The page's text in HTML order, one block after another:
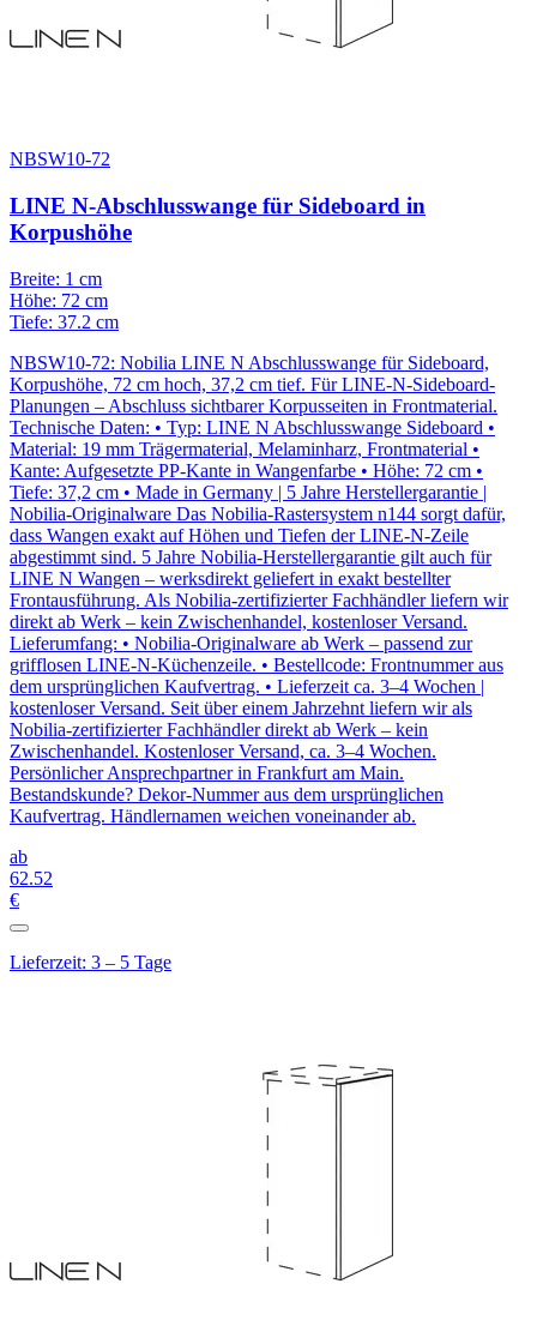
NBSW10-72
LINE N-Abschlusswange für Sideboard in
Korpushöhe
Breite: 1 cm
Höhe: 72 cm
Tiefe: 37.2 cm
NBSW10-72: Nobilia LINE N Abschlusswange für Sideboard,
Korpushöhe, 72 cm hoch, 37,2 cm tief. Für LINE-N-Sideboard-
Planungen – Abschluss sichtbarer Korpusseiten in Frontmaterial.
Technische Daten: • Typ: LINE N Abschlusswange Sideboard •
Material: 19 mm Trägermaterial, Melaminharz, Frontmaterial •
Kante: Aufgesetzte PP-Kante in Wangenfarbe • Höhe: 72 cm •
Tiefe: 37,2 cm • Made in Germany | 5 Jahre Herstellergarantie |
Nobilia-Originalware Das Nobilia-Rastersystem n144 sorgt dafür,
dass Wangen exakt auf Höhen und Tiefen der LINE-N-Zeile
abgestimmt sind. 5 Jahre Nobilia-Herstellergarantie gilt auch für
LINE N Wangen – werksdirekt geliefert in exakt bestellter
Frontausführung. Als Nobilia-zertifizierter Fachhändler liefern wir
direkt ab Werk – kein Zwischenhandel, kostenloser Versand.
Lieferumfang: • Nobilia-Originalware ab Werk – passend zur
grifflosen LINE-N-Küchenzeile. • Bestellcode: Frontnummer aus
dem ursprünglichen Kaufvertrag. • Lieferzeit ca. 3–4 Wochen |
kostenloser Versand. Seit über einem Jahrzehnt liefern wir als
Nobilia-zertifizierter Fachhändler direkt ab Werk – kein
Zwischenhandel. Kostenloser Versand, ca. 3–4 Wochen.
Persönlicher Ansprechpartner in Frankfurt am Main.
Bestandskunde? Dekor-Nummer aus dem ursprünglichen
Kaufvertrag. Händlernamen weichen voneinander ab.
ab
62.52
€
Lieferzeit: 3 – 5 Tage